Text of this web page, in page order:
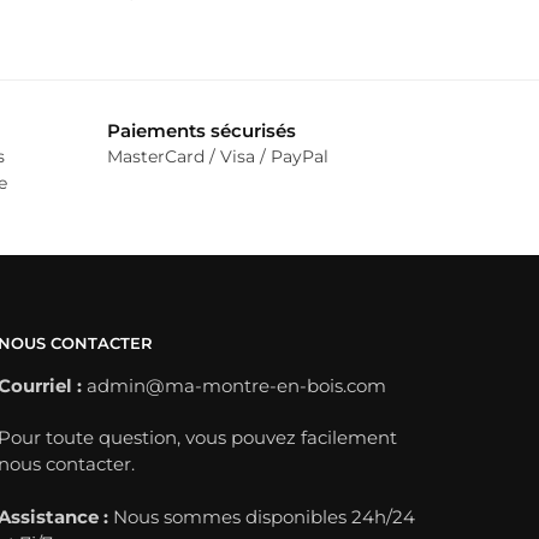
plusieurs
variations.
peuvent
sur
la
du
Paiements sécurisés
MasterCard / Visa / PayPal
NOUS CONTACTER
:admin@ma-montre-en-bois.com
Pour toute question, vous pouvez facilement
nous contacter.
:Nous sommes disponibles 24h/24